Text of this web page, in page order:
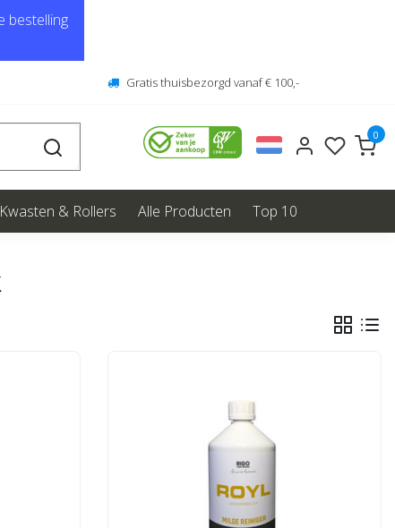
bestelling
Gratis thuisbezorgd vanaf € 100,-
0
Kwasten & Rollers Alle Producten Top 10